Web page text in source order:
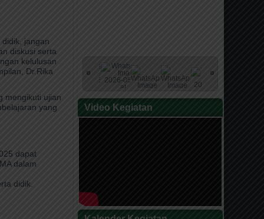
jangan
diskusi serta
kelulusan
Dr.Rika
mengikuti ujian
yang
dapat
dalam
didik.
Video Kegiatan